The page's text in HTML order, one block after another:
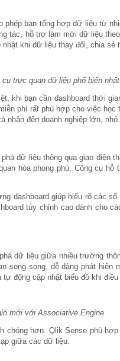
bạn tổng hợp dữ liệu từ
tác, hỗ trợ làm mới dữ liệu
khi dữ liệu thay đổi, chia sẻ
trực quan dữ liệu phổ biến nhất
khi bạn cần dashboard thời
phí rất phù hợp cho việc
nhân đến doanh nghiệp lớn, nhỏ.
dữ liệu thông qua giao diện
hóa phong phú. Công cụ hỗ
dashboard giúp hiểu rõ các
tùy chỉnh cao dành cho
dữ liệu giữa nhiều trường
song song, dễ dàng phát hiện
động cập nhật biểu đồ khi
mới với Associative Engine
chóng hơn. Qlik Sense phù
giữa các dữ liệu.